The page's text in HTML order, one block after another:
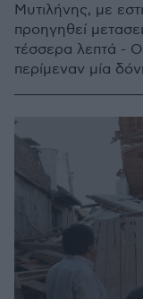
Μυτιλήνης, με
προηγηθεί
τέσσερα λεπτά -
περίμεναν μία